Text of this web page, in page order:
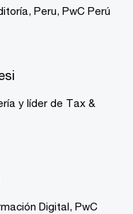
Peru, PwC Perú
y líder de Tax &
Digital, PwC